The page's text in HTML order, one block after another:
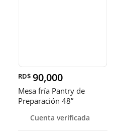
RD$ 90,000
Mesa fría Pantry de
Preparación 48”
Cuenta verificada